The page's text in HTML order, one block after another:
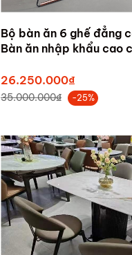
Bộ bàn ăn 6 ghế đẳng
Bàn ăn nhập khẩu cao
26.250.000₫
35.000.000₫ -25%